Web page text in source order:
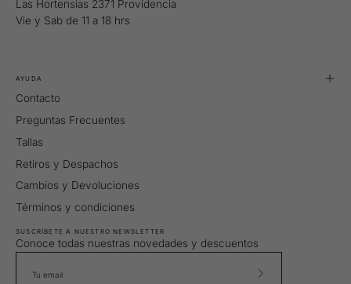
Las Hortensias 2371 Providencia
Vie y Sab de 11 a 18 hrs
AYUDA
Contacto
Preguntas Frecuentes
Tallas
Retiros y Despachos
Cambios y Devoluciones
Términos y condiciones
SUSCRÍBETE A NUESTRO NEWSLETTER
Conoce todas nuestras novedades y descuentos